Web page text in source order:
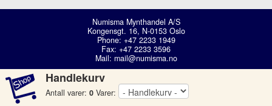
Numisma Mynthandel A/S
Kongensgt. 16, N-0153 Oslo
Phone: +47 2233 1949
Fax: +47 2233 3596
Mail: mail@numisma.no
Handlekurv
Antall varer: 0 Varer: